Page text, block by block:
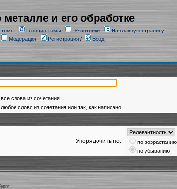
металле и его обработке
темы Горячие Темы Участники
На главную страницу
Модерация
Регистрация/ Вход
слова из сочетания
слово из сочетания или так, как написано
Упорядочить по:
по возрастанию
по убыванию